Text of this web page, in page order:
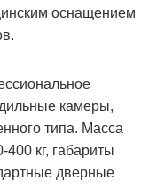
оснащением
камеры,
типа. Масса
400 кг, габариты
дверные